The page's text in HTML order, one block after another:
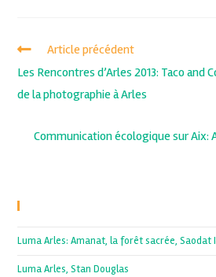
Article précédent
Les Rencontres d’Arles 2013: Taco and
de la photographie à Arles
Communication écologique sur Aix:
Luma Arles: Amanat, la forêt sacrée, Saodat
Luma Arles, Stan Douglas